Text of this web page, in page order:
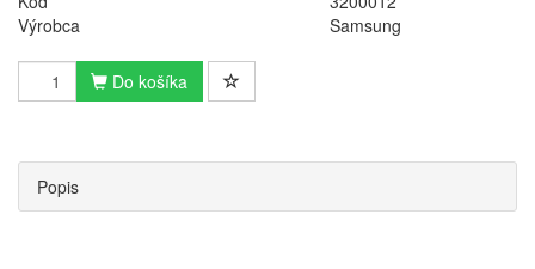
Výrobca
Samsung
Do košíka
Popis